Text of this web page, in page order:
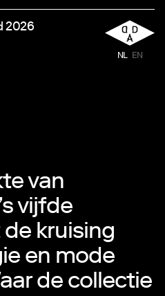
2026
NL EN
van
vijfde
kruising
en mode
de collectie